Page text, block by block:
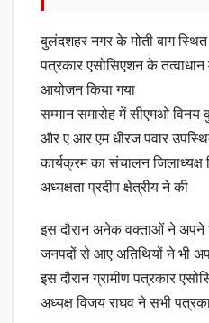
बुलंदशहर नगर के मोती बाग स्थित
पत्रकार एसोसिएशन के तत्वाधान
आयोजन किया गया
सम्मान समारोह में सीएमओ
और ए आर एम धीरज पवार
कार्यक्रम का संचालन जिलाध्यक्ष
अध्यक्षता प्रदीप क्षेत्रीय ने की
इस दौरान अनेक वक्ताओं ने अपने
जनपदों से आए अतिथियों ने भी
इस दौरान ग्रामीण पत्रकार
अध्यक्ष विजय राघव ने सभी